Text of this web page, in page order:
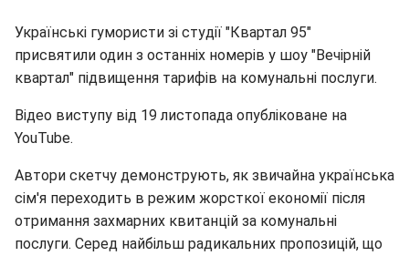
Українські гумористи зі студії "Квартал 95"
присвятили один з останніх номерів у шоу "Вечірній
квартал" підвищення тарифів на комунальні послуги.
Відео виступу від 19 листопада опубліковане на
YouTube.
Автори скетчу демонструють, як звичайна українська
сім'я переходить в режим жорсткої економії після
отримання захмарних квитанцій за комунальні
послуги. Серед найбільш радикальних пропозицій, що